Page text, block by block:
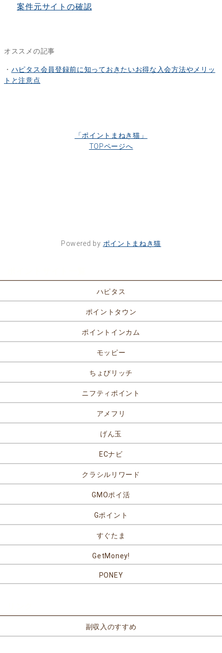
案件元サイトの確認
オススメの記事
・ ハピタス会員登録前に知っておきたいお得な入会方法やメリッ
トと注意点
「ポイントまねき猫」
TOPページへ
Powered by ポイントまねき猫
ハピタス
ポイントタウン
ポイントインカム
モッピー
ちょびリッチ
ニフティポイント
アメフリ
げん玉
ECナビ
クラシルリワード
GMOポイ活
Gポイント
すぐたま
GetMoney!
PONEY
副収入のすすめ